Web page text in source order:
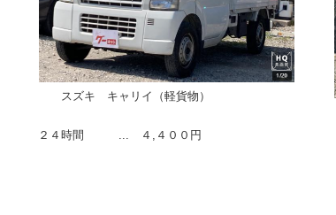
スズキ キャリイ（軽貨物）
２４時間 ... ４,４００円